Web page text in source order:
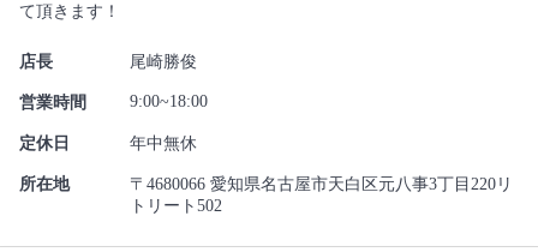
て頂きます！
店長 尾崎勝俊
営業時間 9:00~18:00
定休日 年中無休
所在地
〒4680066 愛知県名古屋市天白区元八事3丁目220リ
トリート502